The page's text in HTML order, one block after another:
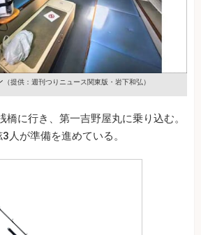
（提供：週刊つりニュース関東版・岩下和弘）
橋に行き、第一吉野屋丸に乗り込む。
人が準備を進めている。